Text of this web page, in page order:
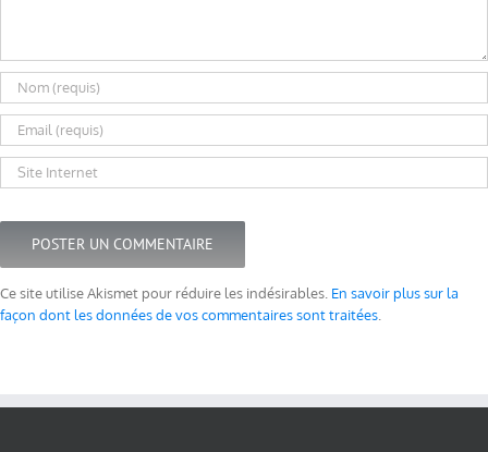
Ce site utilise Akismet pour réduire les indésirables. En savoir plus sur la
façon dont les données de vos commentaires sont traitées